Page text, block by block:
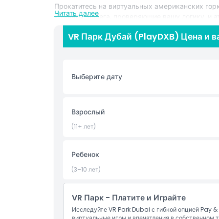
Прокатитесь на виртуальных американских
комнаты-побега, проверяющие вашу логику, и
испытывают ваши чувства. Расположенный на
разные интересы — от насыщенных
и науке. Как дети, так и взрослые могут
Если вы ищете семейные развлечения,
Дубай предлагает уникальный опыт, где
реальность, испытайте свои чувства и
Основные моменты
Включено
Политика в отношении детей и взрослых
Исключения
Читать далее
VR Парк Дубай (PlayDXB) Цена и
Выберите дату
Взрослый
(11+ лет)
Ребенок
(3–10 лет)
VR Парк - Платите и Играйте
Исследуйте VR Park Dubai с гибкой опцией Pay